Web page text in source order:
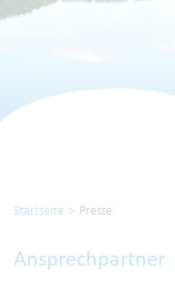
Startseite Presse
Ansprechpartner